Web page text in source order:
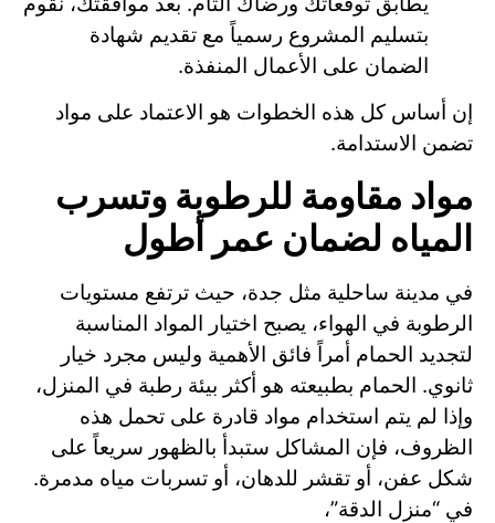
بتسليم المشروع رسمياً مع تقديم شهادة
الضمان على الأعمال المنفذة.
إن أساس كل هذه الخطوات هو الاعتماد على مواد
تضمن الاستدامة.
مواد مقاومة للرطوبة وتسرب
المياه لضمان عمر أطول
في مدينة ساحلية مثل جدة، حيث ترتفع مستويات
الرطوبة في الهواء، يصبح اختيار المواد المناسبة
لتجديد الحمام أمراً فائق الأهمية وليس مجرد خيار
ثانوي. الحمام بطبيعته هو أكثر بيئة رطبة في المنزل،
وإذا لم يتم استخدام مواد قادرة على تحمل هذه
الظروف، فإن المشاكل ستبدأ بالظهور سريعاً على
شكل عفن، أو تقشر للدهان، أو تسربات مياه مدمرة.
في “منزل الدقة”،